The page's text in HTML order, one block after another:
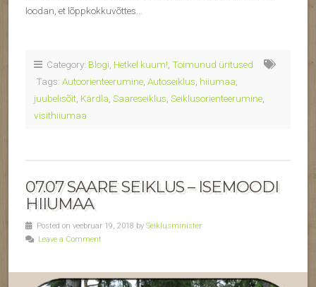
loodan, et lõppkokkuvõttes…
Category: Blogi Hetkel kuum! Toimunud üritused
Tags: Autoorienteerumine Autoseiklus hiiumaa
juubelisõit Kärdla Saareseiklus Seiklusorienteerumine
visithiiumaa
07.07 SAARE SEIKLUS – ISEMOODI
HIIUMAA
Posted on veebruar 19, 2018 by Seiklusminister
Leave a Comment